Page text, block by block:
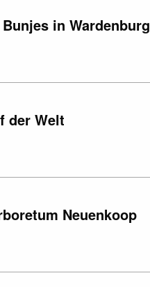
in Wardenburg
der Welt
Neuenkoop